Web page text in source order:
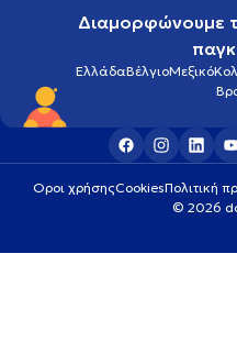
Διαμορφώνουμε
ΕλλάδαΒέλγιοΜεξικό
Οροι χρήσηςCookiesΠολιτική
© 2026